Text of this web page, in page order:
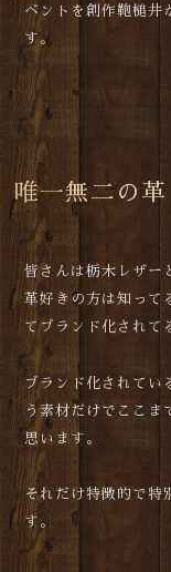
ベントを創作鞄槌井
す。
唯一無二の
皆さんは栃木レザー
革好きの方は知って
てブランド化されて
ブランド化されてい
う素材だけでここま
思います。
それだけ特徴的で特
す。